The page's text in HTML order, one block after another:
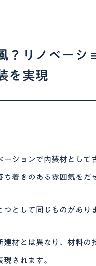
？リノベーシ
を実現
ーションで内装材として
ち着きのある雰囲気をだ
つとして同じものがあり
建材とは異なり、材料の
現されます。